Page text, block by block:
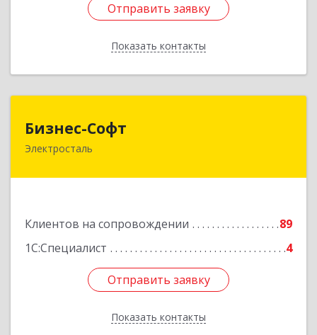
Отправить заявку
Показать контакты
Отправить заявку
Назад
Бизнес-Софт
Электросталь
Клиентов на сопровождении
89
1С:Специалист
4
Отправить заявку
Показать контакты
144000, Московская обл, Электросталь г, Карла
Отправить заявку
Назад